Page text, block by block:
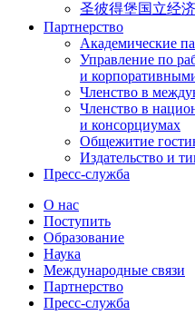
圣彼得堡国立经
Партнерство
Академические
Управление по
и
Членство в
Членство в
и консорциумах
Общежитие
Издательство и
Пресс-служба
О нас
Поступить
Образование
Наука
Международные связи
Партнерство
Пресс-служба